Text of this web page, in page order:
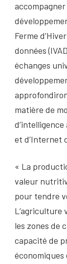
accompagner
Ferme
données
échanges
matière de
et d’Internet
« La
valeur
pour tendre
L’agriculture
les zones de
capacité de